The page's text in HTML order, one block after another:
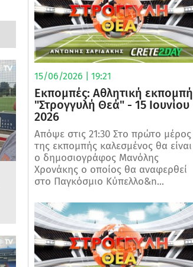
15/06/2026 | 19:21
Εκπομπές: Αθλητική εκπομπή
"Στρογγυλή Θεά" - 15 Ιουνίου
2026
Απόψε στις 21:30 Στο πρώτο μέρος
της εκπομπής καλεσμένος θα είναι
ο δημοσιογράφος Μανόλης
Χρονάκης ο οποίος θα αναφερθεί
στο Παγκόσμιο Κύπελλο&n...